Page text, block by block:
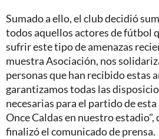
Sumado a ello, el club decidió
todos aquellos actores de fútbol
sufrir este tipo de amenazas
muestra Asociación, nos
personas que han recibido estas
garantizamos todas las
necesarias para el partido de
Once Caldas en nuestro estadio",
finalizó el comunicado de prensa.